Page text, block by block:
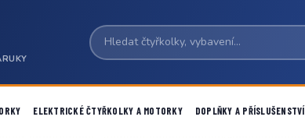
ELEKTRICKÉ ČTYŘKOLKY A MOTORKY DOPLŇKY A PŘÍSLUŠENSTVÍ